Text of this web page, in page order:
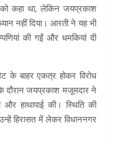
कहा था, लेकिन जयप्रकाश
नहीं दिया। आरती ने यह भी
की गईं और धमकियां दी
के बाहर एकत्र होकर विरोध
दौरान जयप्रकाश मजूमदार ने
हाथापाई की। स्थिति की
हिरासत में लेकर विधाननगर